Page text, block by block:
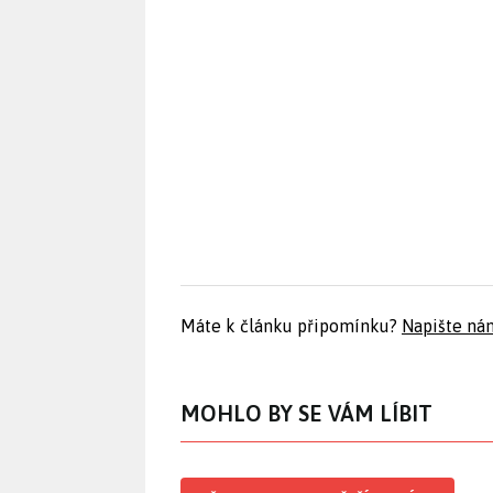
Máte k článku připomínku? Napište
MOHLO BY SE VÁM LÍBIT